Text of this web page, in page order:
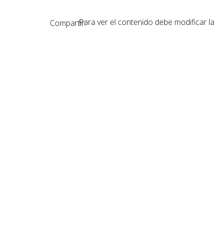
Compartir:Para ver el contenido debe modificar la